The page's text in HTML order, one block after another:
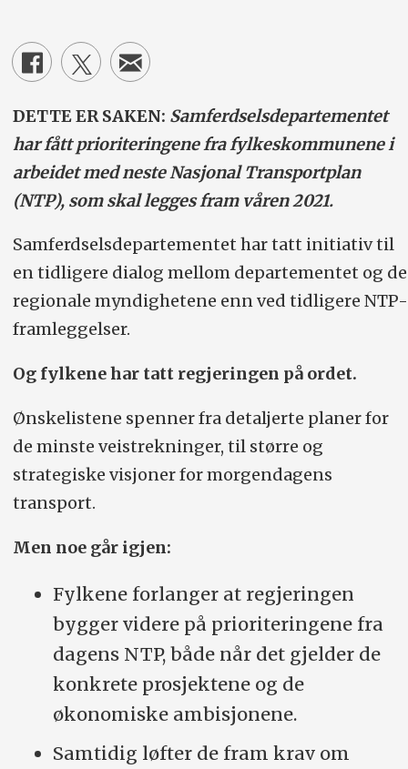
DETTE ER SAKEN: Samferdselsdepartementet
har fått prioriteringene fra fylkeskommunene i
arbeidet med neste Nasjonal Transportplan
(NTP), som skal legges fram våren 2021.
Samferdselsdepartementet har tatt initiativ til
en tidligere dialog mellom departementet og de
regionale myndighetene enn ved tidligere NTP-
framleggelser.
Og fylkene har tatt regjeringen på ordet.
Ønskelistene spenner fra detaljerte planer for
de minste veistrekninger, til større og
strategiske visjoner for morgendagens
transport.
Men noe går igjen:
Fylkene forlanger at regjeringen
bygger videre på prioriteringene fra
dagens NTP, både når det gjelder de
konkrete prosjektene og de
økonomiske ambisjonene.
Samtidig løfter de fram krav om